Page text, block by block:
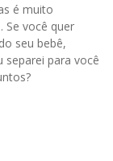
é muito
Se você quer
seu bebê,
separei para você